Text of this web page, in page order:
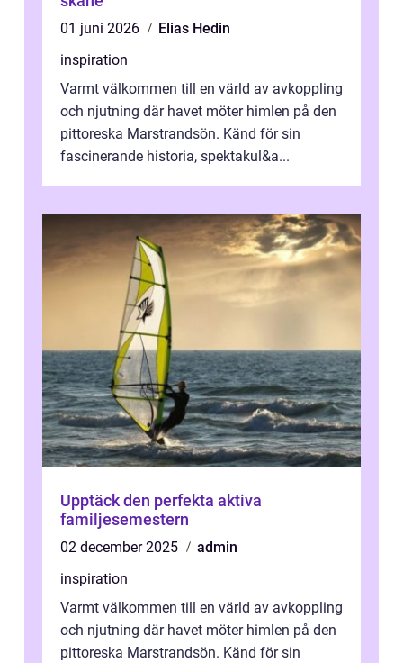
01 juni 2026
Elias Hedin
inspiration
Varmt välkommen till en värld av avkoppling
och njutning där havet möter himlen på den
pittoreska Marstrandsön. Känd för sin
fascinerande historia, spektakul&a...
Upptäck den perfekta aktiva
familjesemestern
02 december 2025
admin
inspiration
Varmt välkommen till en värld av avkoppling
och njutning där havet möter himlen på den
pittoreska Marstrandsön. Känd för sin